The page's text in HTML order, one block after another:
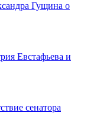
Гущина о
Евстафьева и
сенатора